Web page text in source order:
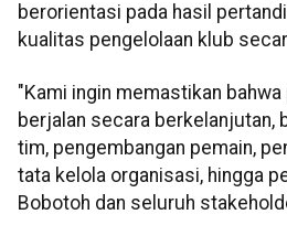
berorientasi pada hasil
kualitas pengelolaan klub
"Kami ingin memastikan
berjalan secara berkelanjutan,
tim, pengembangan pemain,
tata kelola organisasi, hingga
Bobotoh dan seluruh